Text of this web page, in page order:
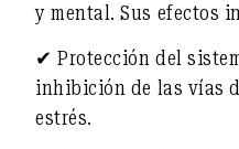
y mental. Sus efectos
✔Protección del
inhibición de las vías
estrés.